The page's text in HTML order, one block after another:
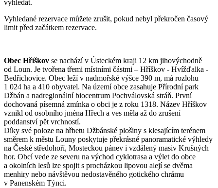
vyhledat.
Vyhledané rezervace můžete zrušit, pokud nebyl překročen časový
limit před začátkem rezervace.
Obec Hříškov se nachází v Ústeckém kraji 12 km jihovýchodně
od Loun. Je tvořena třemi místními částmi – Hříškov - Hvížďalka -
Bedřichovice. Obec leží v nadmořské výšce 390 m, má rozlohu
1 024 ha a 410 obyvatel. Na území obce zasahuje Přírodní park
Džbán a nadregionální biocentrum Pochválovská stráň. První
dochovaná písemná zmínka o obci je z roku 1318. Název Hříškov
vznikl od osobního jména Hřech a ves měla až do zrušení
poddanství pět vrchností.
Díky své poloze na hřbetu Džbánské plošiny s klesajícím terénem
směrem k městu Louny poskytuje překrásné panoramatické výhledy
na České středohoří, Mosteckou pánev i vzdálený masiv Krušných
hor. Obcí vede ze severu na východ cyklotrasa a výlet do obce
a okolních lesů lze spojit s procházkou lipovou alejí se dvěma
menhiry nebo návštěvou nedostavěného gotického chrámu
v Panenském Týnci.